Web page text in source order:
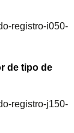
registro-i050-
de tipo de
registro-j150-